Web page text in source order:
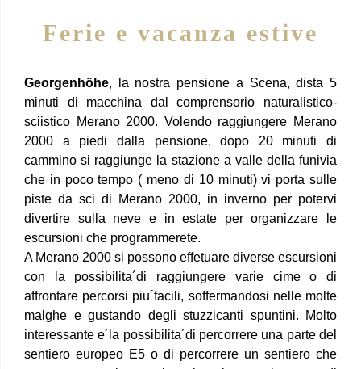
Ferie e vacanza estive
Georgenhöhe, la nostra pensione a Scena, dista 5
minuti di macchina dal comprensorio naturalistico-
sciistico Merano 2000. Volendo raggiungere Merano
2000 a piedi dalla pensione, dopo 20 minuti di
cammino si raggiunge la stazione a valle della funivia
che in poco tempo ( meno di 10 minuti) vi porta sulle
piste da sci di Merano 2000, in inverno per potervi
divertire sulla neve e in estate per organizzare le
escursioni che programmerete.
A Merano 2000 si possono effetuare diverse escursioni
con la possibilita´di raggiungere varie cime o di
affrontare percorsi piu´facili, soffermandosi nelle molte
malghe e gustando degli stuzzicanti spuntini. Molto
interessante e´la possibilita´di percorrere una parte del
sentiero europeo E5 o di percorrere un sentiero che